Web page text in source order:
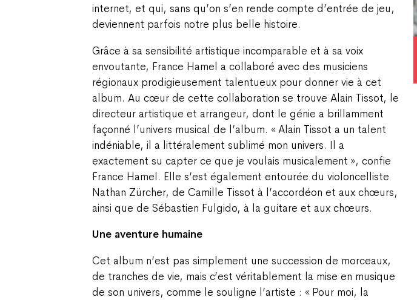
internet, et qui, sans qu’on s’en rende compte d’entrée de jeu,
deviennent parfois notre plus belle histoire.
Grâce à sa sensibilité artistique incomparable et à sa voix
envoutante, France Hamel a collaboré avec des musiciens
régionaux prodigieusement talentueux pour donner vie à cet
album. Au cœur de cette collaboration se trouve Alain Tissot, le
directeur artistique et arrangeur, dont le génie a brillamment
façonné l’univers musical de l’album. «Alain Tissot a un talent
indéniable, il a littéralement sublimé mon univers. Il a
exactement su capter ce que je voulais musicalement », confie
France Hamel. Elle s’est également entourée du violoncelliste
Nathan Zürcher, de Camille Tissot à l’accordéon et aux chœurs,
ainsi que de Sébastien Fulgido, à la guitare et aux chœurs.
Une aventure humaine
Cet album n’est pas simplement une succession de morceaux,
de tranches de vie, mais c’est véritablement la mise en musique
de son univers, comme le souligne l’artiste : « Pour moi, la